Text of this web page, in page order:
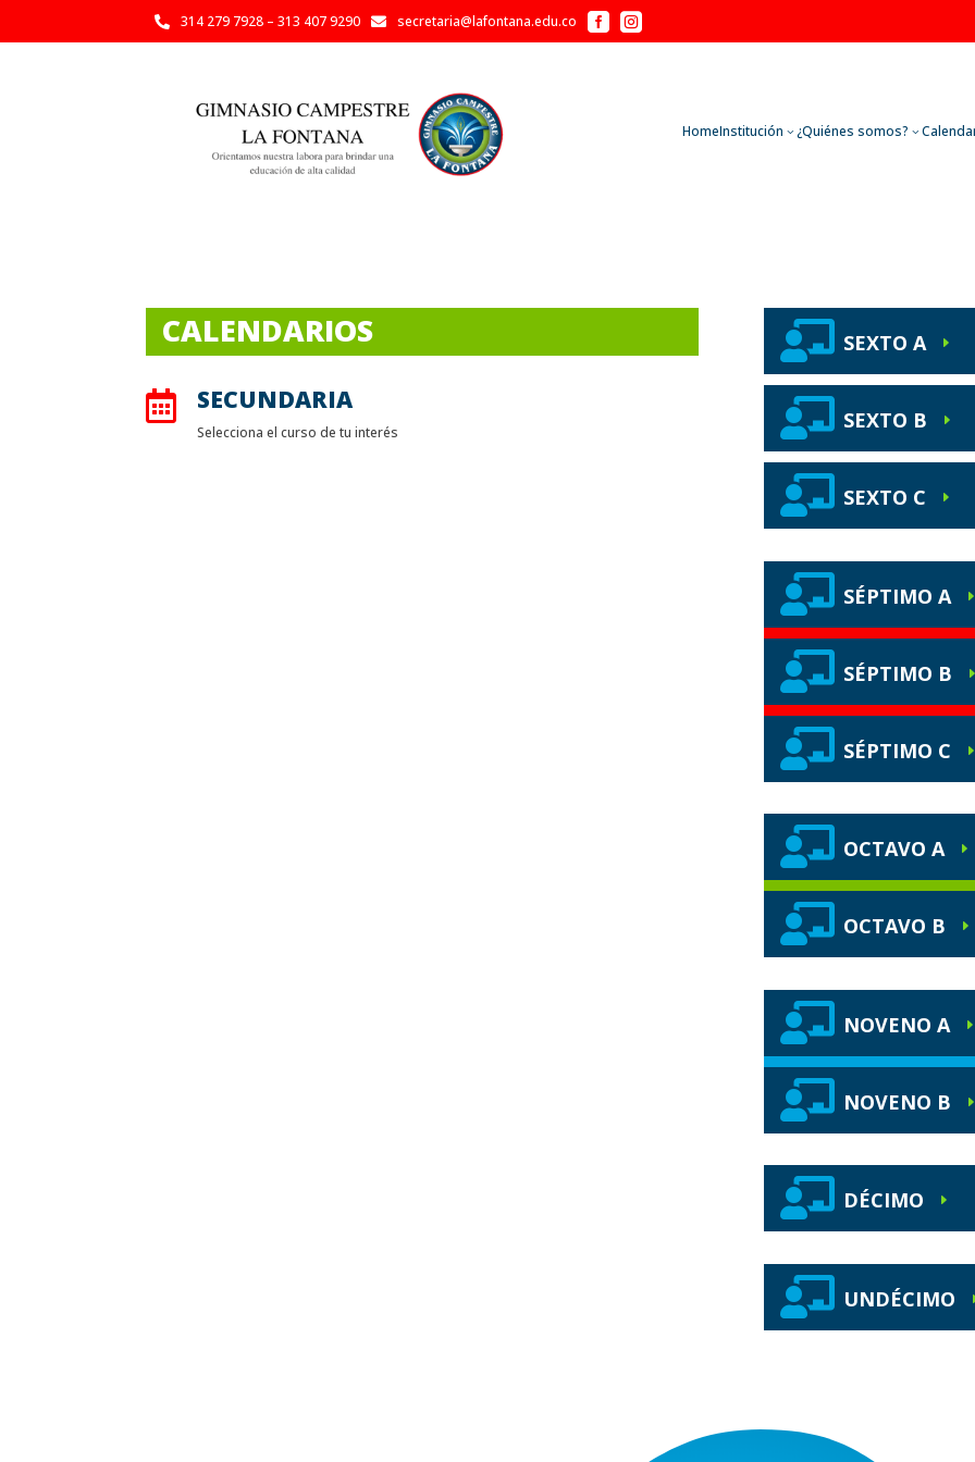
 314 279 7928 – 313 407 9290  secretaria@lafontana.edu.co  
HomeInstitución 3 ¿Quiénes somos? 3
CALENDARIOS
 SECUNDARIA
Selecciona el curso de tu interés
 SEXTO A E
 SEXTO B E
 SEXTO C E
 SÉPTIMO A E
 SÉPTIMO B E
 SÉPTIMO C E
 OCTAVO A E
 OCTAVO B E
 NOVENO A E
 NOVENO B E
 DÉCIMO E
 UNDÉCIMO